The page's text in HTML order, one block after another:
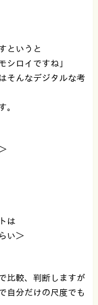
というと
シロイですね」
そんなデジタルな考
。
は
い＞
比較、判断しますが
自分だけの尺度でも